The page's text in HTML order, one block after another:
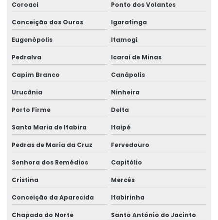
Coroaci Ponto dos Volantes
Conceição dos Ouros Igaratinga
Eugenópolis Itamogi
Pedralva Icaraí de Minas
Capim Branco Canápolis
Urucânia Ninheira
Porto Firme Delta
Santa Maria de Itabira Itaipé
Pedras de Maria da Cruz Fervedouro
Senhora dos Remédios Capitólio
Cristina Mercês
Conceição da Aparecida Itabirinha
Chapada do Norte Santo Antônio do Jacinto